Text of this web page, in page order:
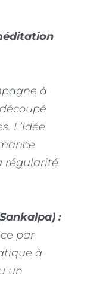
à
L’idée
régularité
:
par
à
un